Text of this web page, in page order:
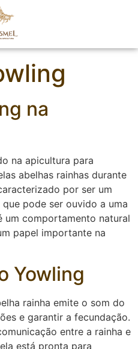
na
na apicultura para
abelhas rainhas durante
por ser um
pode ser ouvido a uma
um comportamento natural
papel importante na
Yowling
rainha emite o som do
e garantir a fecundação.
entre a rainha e
está pronta para